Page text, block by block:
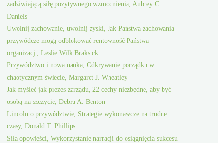
zadziwiającą siłę pozytywnego wzmocnienia, Aubrey C.
Daniels
Uwolnij zachowanie, uwolnij zyski, Jak Państwa zachowania
przywódcze mogą odblokować rentowność Państwa
organizacji, Leslie Wilk Braksick
Przywództwo i nowa nauka, Odkrywanie porządku w
chaotycznym świecie, Margaret J. Wheatley
Jak myśleć jak prezes zarządu, 22 cechy niezbędne, aby być
osobą na szczycie, Debra A. Benton
Lincoln o przywództwie, Strategie wykonawcze na trudne
czasy, Donald T. Phillips
Siła opowieści, Wykorzystanie narracji do osiągnięcia sukcesu